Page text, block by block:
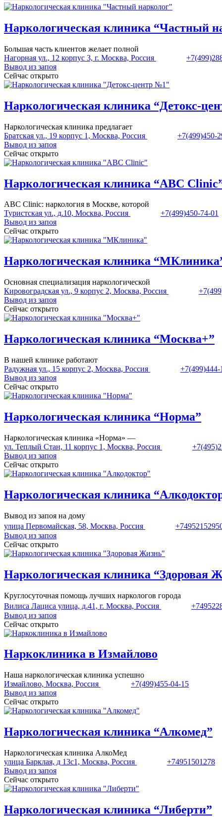
Наркологическая клиника “Частный
Большая часть клиентов желает полной
Нагорная ул., 12 корпус 3, г. Москва, Россия
Вывод из запоя
Сейчас открыто
Наркологическая клиника “Детокс-
Наркологическая клиника предлагает
Братская ул., 19 корпус 1, Москва, Россия
+7(499)450-
Вывод из запоя
Сейчас открыто
Наркологическая клиника “ABC
ABC Clinic: наркология в Москве, которой
Туристская ул., д.10, Москва, Россия
+7(499)450-74-01
Вывод из запоя
Сейчас открыто
Наркологическая клиника
Основная специализация наркологической
Кировоградская ул., 9 корпус 2, Москва, Россия
Вывод из запоя
Сейчас открыто
Наркологическая клиника “Москва+”
В нашей клинике работают
Радужная ул., 15 корпус 2, Москва, Россия
+7(499)444-
Вывод из запоя
Сейчас открыто
Наркологическая клиника “Норма”
Наркологическая клиника «Норма» —
ул. Теплый Стан, 11 корпус 1, Москва, Россия
Вывод из запоя
Сейчас открыто
Наркологическая клиника
Вывод из запоя на дому
улица Первомайская, 58, Москва, Россия
Вывод из запоя
Сейчас открыто
Наркологическая клиника “Здоровая
Круглосуточная помощь лучших наркологов города
Вилиса Лациса улица, д.41, г. Москва, Россия
Вывод из запоя
Сейчас открыто
Наркоклиника в Измайлово
Наша наркологическая клиника успешно
Измайлово, Москва, Россия
+7(499)455-04-15
Вывод из запоя
Сейчас открыто
Наркологическая клиника “Алкомед”
Наркологическая клиника АлкоМед
улица Барклая, д 13с1, Москва, Россия
+74951501278
Вывод из запоя
Сейчас открыто
Наркологическая клиника “Либерти”